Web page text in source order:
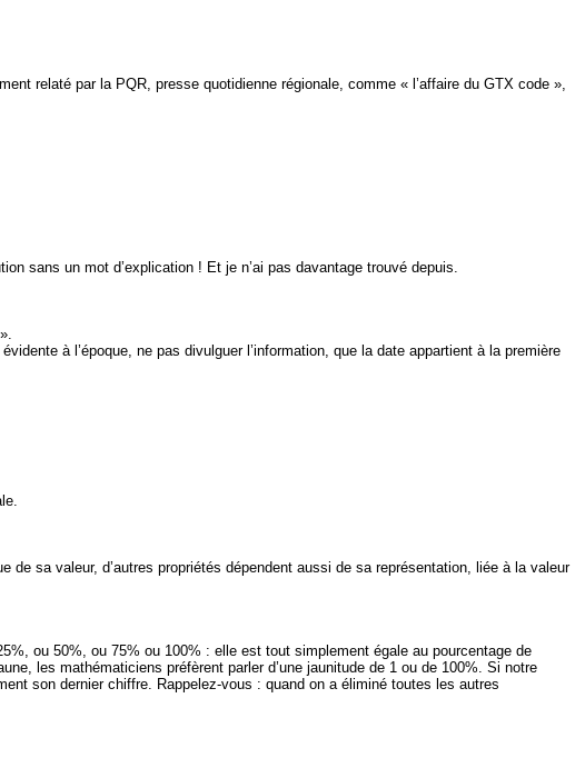
relaté par la PQR, presse quotidienne régionale, comme « l’affaire du GTX code »,
sans un mot d’explication ! Et je n’ai pas davantage trouvé depuis.
à l’époque, ne pas divulguer l’information, que la date appartient à la première
sa valeur, d’autres propriétés dépendent aussi de sa représentation, liée à la valeur
ou 50%, ou 75% ou 100% : elle est tout simplement égale au pourcentage de
les mathématiciens préfèrent parler d’une jaunitude de 1 ou de 100%. Si notre
son dernier chiffre. Rappelez-vous : quand on a éliminé toutes les autres